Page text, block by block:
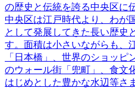
の歴史と伝統を誇る中央区に
中央区は江戸時代より、わが
として発展してきた長い歴史
す。面積は小さいながらも、
「日本橋」、世界のショッ
のウォール街「兜町」、食文
はじめとした豊かな水辺等さ